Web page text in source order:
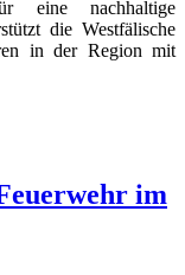
eine nachhaltige
die Westfälische
in der Region mit
im